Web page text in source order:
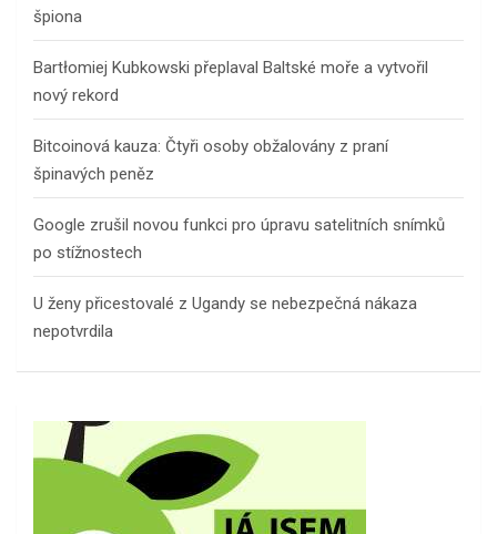
špiona
Bartłomiej Kubkowski přeplaval Baltské moře a vytvořil
nový rekord
Bitcoinová kauza: Čtyři osoby obžalovány z praní
špinavých peněz
Google zrušil novou funkci pro úpravu satelitních snímků
po stížnostech
U ženy přicestovalé z Ugandy se nebezpečná nákaza
nepotvrdila